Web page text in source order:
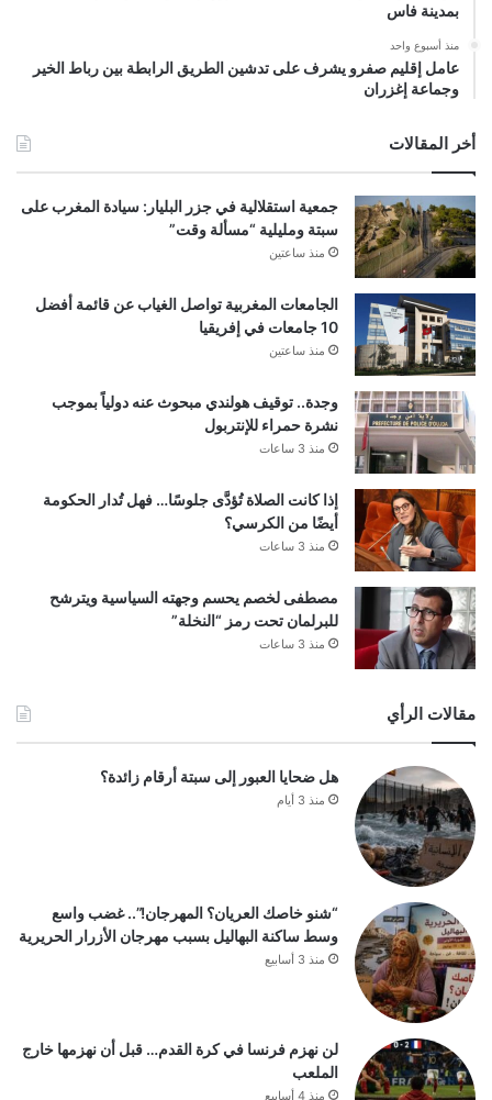
بمدينة فاس
منذ أسبوع واحد
عامل إقليم صفرو يشرف على تدشين الطريق الرابطة بين رباط الخير
وجماعة إغزران
أخر المقالات
جمعية استقلالية في جزر البليار: سيادة المغرب على
سبتة ومليلية “مسألة وقت”
منذ ساعتين
الجامعات المغربية تواصل الغياب عن قائمة أفضل
10 جامعات في إفريقيا
منذ ساعتين
وجدة.. توقيف هولندي مبحوث عنه دولياً بموجب
نشرة حمراء للإنتربول
منذ 3 ساعات
إذا كانت الصلاة تُؤدَّى جلوسًا… فهل تُدار الحكومة
أيضًا من الكرسي؟
منذ 3 ساعات
مصطفى لخصم يحسم وجهته السياسية ويترشح
للبرلمان تحت رمز “النخلة”
منذ 3 ساعات
مقالات الرأي
هل ضحايا العبور إلى سبتة أرقام زائدة؟
منذ 3 أيام
“شنو خاصك العريان؟ المهرجان!”.. غضب واسع
وسط ساكنة البهاليل بسبب مهرجان الأزرار الحريرية
منذ 3 أسابيع
لن نهزم فرنسا في كرة القدم… قبل أن نهزمها خارج
الملعب
منذ 4 أسابيع